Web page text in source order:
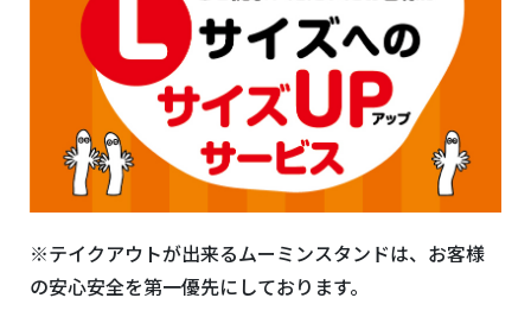
※テイクアウトが出来るムーミンスタンドは、お客様
の安心安全を第一優先にしております。